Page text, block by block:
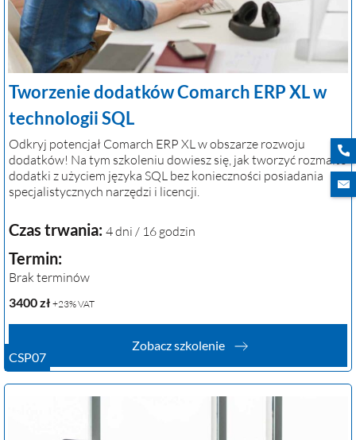
CSP07
Tworzenie dodatków Comarch ERP XL w
technologii SQL
Odkryj potencjał Comarch ERP XL w obszarze rozwoju
dodatków! Na tym szkoleniu dowiesz się, jak tworzyć rozmaite
dodatki z użyciem języka SQL bez konieczności posiadania
specjalistycznych narzędzi i licencji.
Czas trwania: 4 dni / 16 godzin
Termin:
Brak terminów
3400zł +23% VAT
Zobacz szkolenie